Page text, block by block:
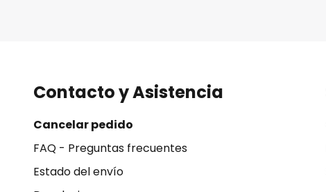
Contacto y Asistencia
Cancelar pedido
FAQ - Preguntas frecuentes
Estado del envío